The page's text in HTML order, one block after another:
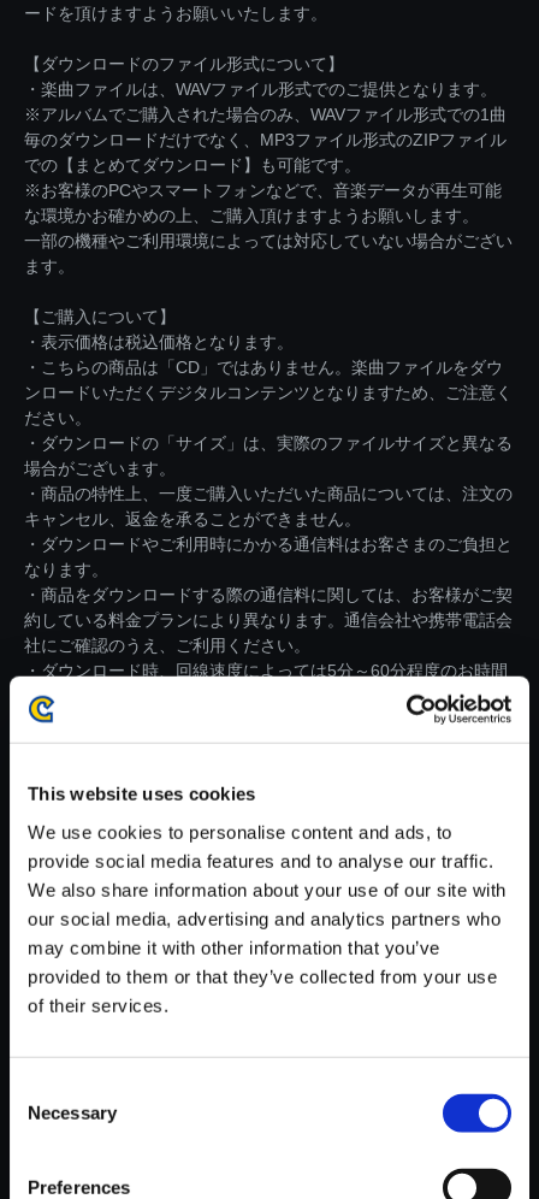
This website uses cookies
We use cookies to personalise content and ads, to
provide social media features and to analyse our traffic.
We also share information about your use of our site with
our social media, advertising and analytics partners who
may combine it with other information that you’ve
provided to them or that they’ve collected from your use
of their services.
Selection
Necessary
Preferences
ードを頂けますようお願いいたします。
【ダウンロードのファイル形式について】
・楽曲ファイルは、WAVファイル形式でのご提供となります。
※アルバムでご購入された場合のみ、WAVファイル形式での1曲
毎のダウンロードだけでなく、MP3ファイル形式のZIPファイル
での【まとめてダウンロード】も可能です。
※お客様のPCやスマートフォンなどで、音楽データが再生可能
な環境かお確かめの上、ご購入頂けますようお願いします。
一部の機種やご利用環境によっては対応していない場合がござい
ます。
【ご購入について】
・表示価格は税込価格となります。
・こちらの商品は「CD」ではありません。楽曲ファイルをダウ
ンロードいただくデジタルコンテンツとなりますため、ご注意く
ださい。
・ダウンロードの「サイズ」は、実際のファイルサイズと異なる
場合がございます。
・商品の特性上、一度ご購入いただいた商品については、注文の
キャンセル、返金を承ることができません。
・ダウンロードやご利用時にかかる通信料はお客さまのご負担と
なります。
・商品をダウンロードする際の通信料に関しては、お客様がご契
約している料金プランにより異なります。通信会社や携帯電話会
社にご確認のうえ、ご利用ください。
・ダウンロード時、回線速度によっては5分～60分程度のお時間
がかかる場合がございます。
※ご購入いただいたファイルのダウンロードの際には、通信環境
が安定しているWifi環境でお試しください。
【単曲】biohazard SOUND CH
RONICLE BEST TRACK BOX
Plant42